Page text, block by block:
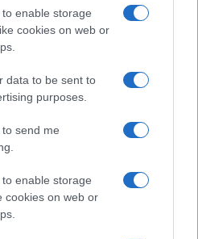
enable storage
cookies on web or
data to be sent to
purposes.
send me
enable storage
cookies on web or
concerti e letture per